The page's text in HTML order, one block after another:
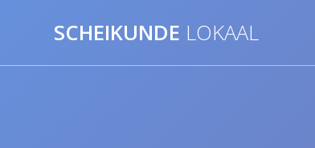
inhoud
SCHEIKUNDE LOKAAL